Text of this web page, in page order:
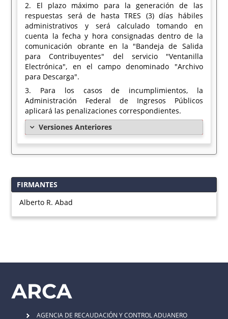
2. El plazo máximo para la generación de las
respuestas será de hasta TRES (3) días hábiles
administrativos y será calculado tomando en
cuenta la fecha y hora consignadas dentro de la
comunicación obrante en la "Bandeja de Salida
para Contribuyentes" del servicio "Ventanilla
Electrónica", en el campo denominado "Archivo
para Descarga".
3. Para los casos de incumplimientos, la
Administración Federal de Ingresos Públicos
aplicará las penalizaciones correspondientes.
Versiones Anteriores
FIRMANTES
Alberto R. Abad
AGENCIA DE RECAUDACIÓN Y CONTROL ADUANERO